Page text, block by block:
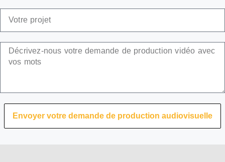
Envoyer votre demande de production audiovisuelle